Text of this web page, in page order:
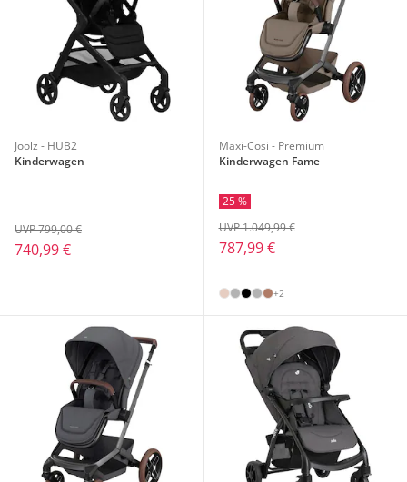
Joolz - HUB2
Kinderwagen
740,99 €
UVP 799,00 €
Maxi-Cosi - Premium
Kinderwagen Fame
25 %
787,99 €
UVP 1.049,99 €
+2